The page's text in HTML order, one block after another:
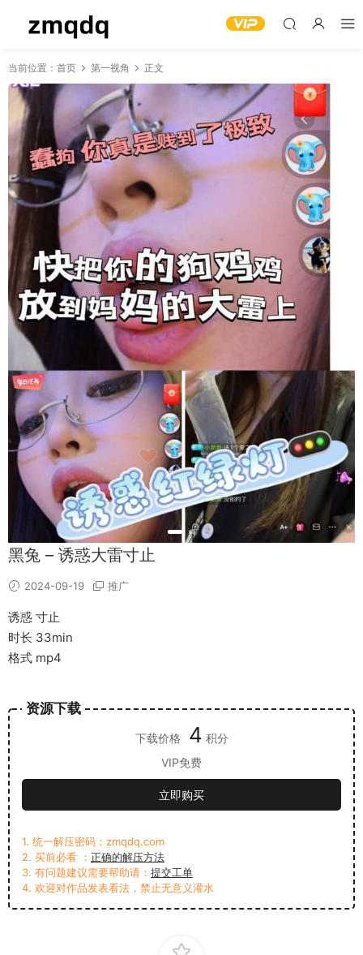
当前位置： 首页 第一视角 正文
黑兔 – 诱惑大雷寸止
2024-09-19 推广
诱惑 寸止
时长 33min
格式 mp4
资源下载
下载价格 4 积分
VIP免费
立即购买
1. 统一解压密码：zmqdq.com
2. 买前必看 ： 正确的解压方法
3. 有问题建议需要帮助请： 提交工单
4. 欢迎对作品发表看法，禁止无意义灌水